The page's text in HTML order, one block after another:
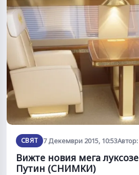
СВЯТ 7 Декември 2015, 10:53
Вижте новия мега
Путин (СНИМКИ)